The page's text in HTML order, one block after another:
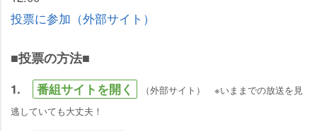
投票に参加（外部サイト）
■投票の方法■
1. 番組サイトを開く
（外部サイト） ※いままでの放送を見
逃していても大丈夫！